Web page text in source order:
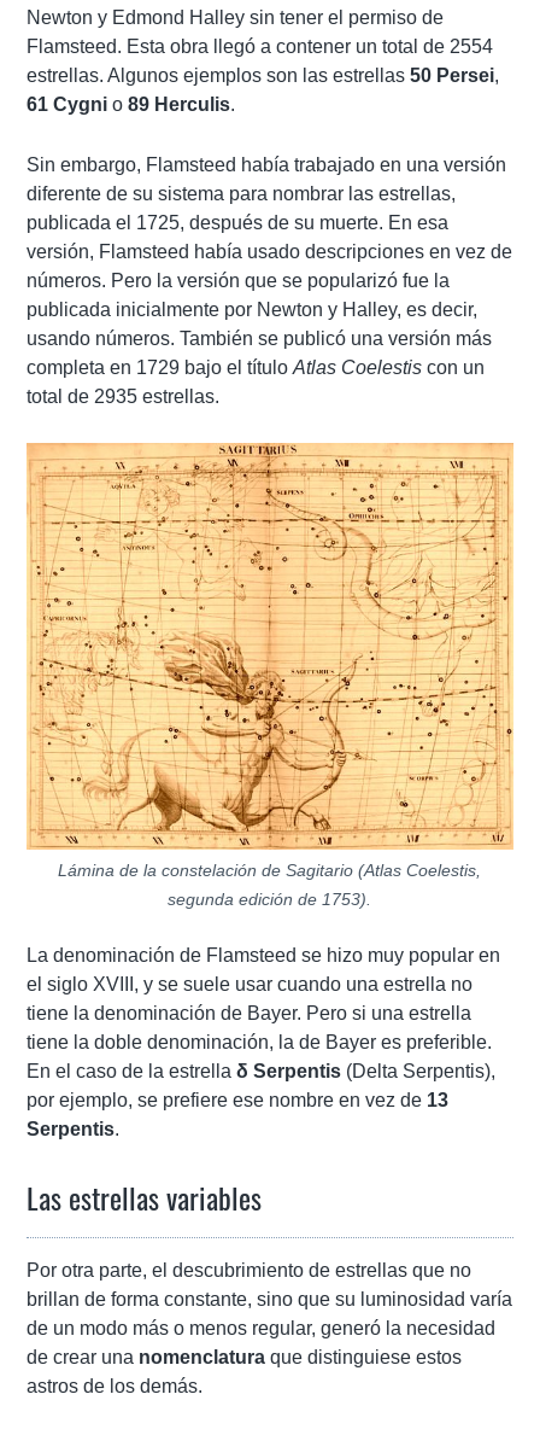
Newton y Edmond Halley sin tener el permiso de
Flamsteed. Esta obra llegó a contener un total de 2554
estrellas. Algunos ejemplos son las estrellas50 Persei,
61 Cygni o89 Herculis.
Sin embargo, Flamsteed había trabajado en una versión
diferente de su sistema para nombrar las estrellas,
publicada el 1725, después de su muerte. En esa
versión, Flamsteed había usado descripciones en vez de
números. Pero la versión que se popularizó fue la
publicada inicialmente por Newton y Halley, es decir,
usando números. También se publicó una versión más
completa en 1729 bajo el títuloAtlas Coelestis con un
total de 2935 estrellas.
Lámina de la constelación de Sagitario (Atlas Coelestis,
segunda edición de 1753).
La denominación de Flamsteed se hizo muy popular en
el siglo XVIII, y se suele usar cuando una estrella no
tiene la denominación de Bayer. Pero si una estrella
tiene la doble denominación, la de Bayer es preferible.
En el caso de la estrellaδ Serpentis (Delta Serpentis),
por ejemplo, se prefiere ese nombre en vez de 13
Serpentis.
Las estrellas variables
Por otra parte, el descubrimiento de estrellas que no
brillan de forma constante, sino que su luminosidad varía
de un modo más o menos regular, generó la necesidad
de crear una nomenclatura que distinguiese estos
astros de los demás.